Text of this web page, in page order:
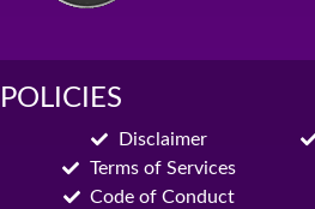
POLICIES
Disclaimer
Terms of Services
Code of Conduct